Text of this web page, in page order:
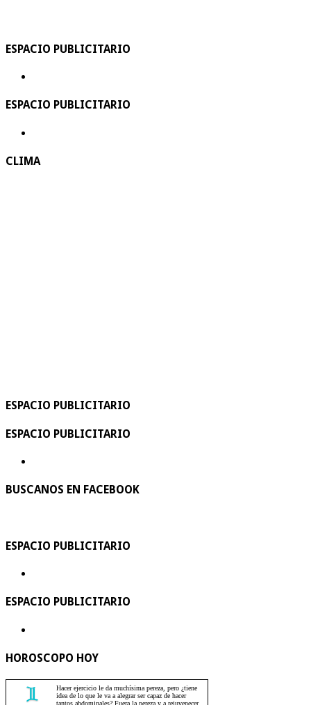
ESPACIO PUBLICITARIO
ESPACIO PUBLICITARIO
CLIMA
ESPACIO PUBLICITARIO
ESPACIO PUBLICITARIO
BUSCANOS EN FACEBOOK
ESPACIO PUBLICITARIO
ESPACIO PUBLICITARIO
HOROSCOPO HOY